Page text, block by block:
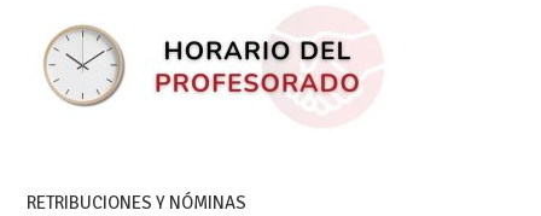
RETRIBUCIONES Y NÓMINAS